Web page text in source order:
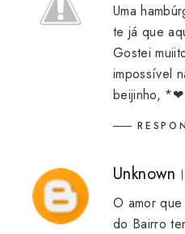
Uma
te já que
Gostei
impossível
beijinho, *❤
Unknown
O amor
do Bairro